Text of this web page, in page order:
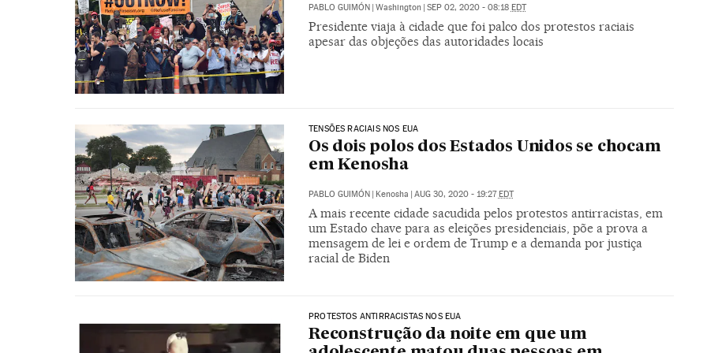
PABLO GUIMÓN | Washington | SEP 02, 2020 - 08:18 EDT
Presidente viaja à cidade que foi palco dos protestos raciais
apesar das objeções das autoridades locais
TENSÕES RACIAIS NOS EUA
Os dois polos dos Estados Unidos se chocam
em Kenosha
PABLO GUIMÓN | Kenosha | AUG 30, 2020 - 19:27EDT
A mais recente cidade sacudida pelos protestos antirracistas, em
um Estado chave para as eleições presidenciais, põe a prova a
mensagem de lei e ordem de Trump e a demanda por justiça
racial de Biden
PROTESTOS ANTIRRACISTAS NOS EUA
Reconstrução da noite em que um